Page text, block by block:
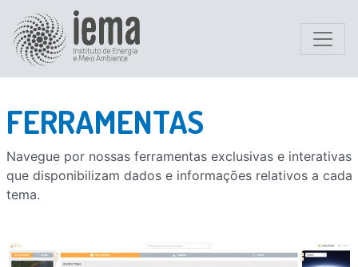
FERRAMENTAS
Navegue por nossas ferramentas exclusivas e interativas
que disponibilizam dados e informações relativos a cada
tema.